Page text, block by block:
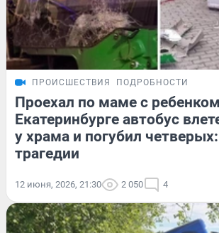
ПРОИСШЕСТВИЯ ПОДРОБНОСТИ
Проехал по маме с
Екатеринбурге автобус
у храма и погубил
трагедии
12 июня, 2026, 21:30 2 050 4